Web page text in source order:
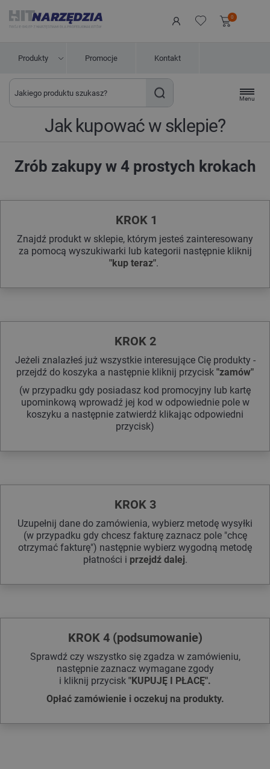
0
Produkty Promocje Kontakt
Menu
Jak kupować w sklepie?
Zrób zakupy w 4 prostych krokach
KROK 1
Znajdź produkt w sklepie, którym jesteś zainteresowany
za pomocą wyszukiwarki lub kategorii następnie kliknij
"kup teraz".
KROK 2
Jeżeli znalazłeś już wszystkie interesujące Cię produkty -
przejdź do koszyka a następnie kliknij przycisk "zamów"
(w przypadku gdy posiadasz kod promocyjny lub kartę
upominkową wprowadź jej kod w odpowiednie pole w
koszyku a następnie zatwierdź klikając odpowiedni
przycisk)
KROK 3
Uzupełnij dane do zamówienia, wybierz metodę wysyłki
(w przypadku gdy chcesz fakturę zaznacz pole "chcę
otrzymać fakturę") następnie wybierz wygodną metodę
płatności i przejdź dalej.
KROK 4 (podsumowanie)
Sprawdź czy wszystko się zgadza w zamówieniu,
następnie zaznacz wymagane zgody
i kliknij przycisk "KUPUJĘ I PŁACĘ".
Opłać zamówienie i oczekuj na produkty.